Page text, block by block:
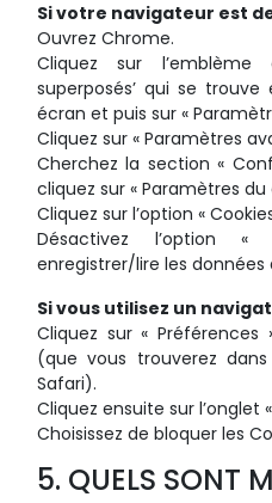
Si votre navigateur est
Ouvrez Chrome.
Cliquez sur
superposés’ qui se
écran et puis sur «
Cliquez sur « Paramètres
Cherchez la section «
cliquez sur « Paramètres du
Cliquez sur l’option «
Désactivez l’option
enregistrer/lire les données
Si vous utilisez un
Cliquez sur «
(que vous trouverez
Safari).
Cliquez ensuite sur l’onglet
Choisissez de bloquer les
5. QUELS SONT